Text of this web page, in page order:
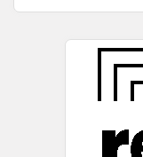
владиниот авион
Канал 77
Опасен вирус се
Во